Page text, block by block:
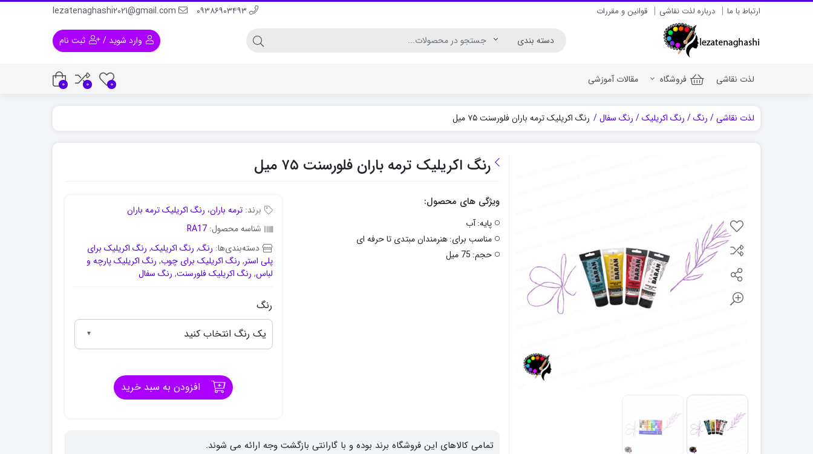
ارتباط با ما درباره لذت نقاشی قوانین و مقررات
وارد شوید / ثبت نام
لذت نقاشی فروشگاه
رنگ اکریلیک برای سفال رنگ اکریلیک برای چوب
مقالات آموزشی 0
0
0
لذت نقاشی رنگ رنگ اکریلیک رنگ سفال رنگ اکریلیک ترمه باران فلورسنت ۷۵ میل
رنگ اکریلیک ترمه باران فلورسنت ۷۵ میل
ویژگی های محصول:
پایه: آب
مناسب برای: هنرمندان مبتدی تا حرفه ای
حجم: 75 میل
برند: ترمه باران، رنگ اکریلیک ترمه باران
شناسه محصول: RA17
دسته‌بندی‌ها: رنگ, رنگ اکریلیک, رنگ اکریلیک برای
پلی استر, رنگ اکریلیک برای چوب, رنگ اکریلیک پارچه و
لباس, رنگ اکریلیک فلورسنت, رنگ سفال
رنگ
یک رنگ انتخاب کنید
▼
افزودن به سبد خرید
تمامی کالاهای این فروشگاه برند بوده و با گارانتی بازگشت وجه ارائه می شوند.